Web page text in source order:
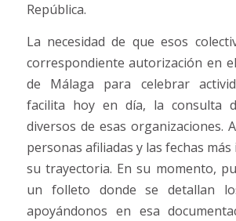
República.
La necesidad de que esos
correspondiente autorización en
de Málaga para celebrar
facilita hoy en día, la consulta
diversos de esas organizaciones.
personas afiliadas y las fechas
su trayectoria. En su momento,
un folleto donde se detallan
apoyándonos en esa